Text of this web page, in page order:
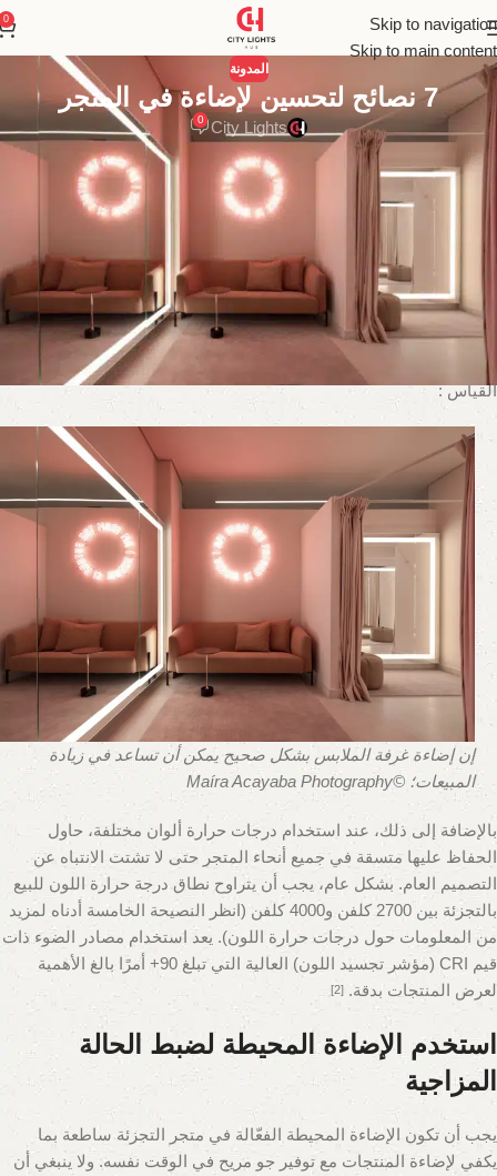
Skip to navigation
Skip to main content
0
المدونة
7 نصائح لتحسين لإضاءة في المتجر
City Lights
0
يمكن أن تساعد الإضاءة المميزة الموضوعة بشكل استراتيجي في جذب
الانتباه إلى عناصر أو عروض معينة، في حين يمكن للإضاءة المحيطة أن
توفر مزاجًا عامًا يجعل المتسوقين يشعرون بالراحة في المكان. من المهم
إيجاد التوازن الصحيح بين إبراز عروض المنتجات وعدم إغراق المتسوقين
بالكثير من الضوء.
على سبيل المثال، يمكنك إضافة إضاءة مسار أكثر سطوعًا لعرض
المنتجات الرئيسية مثل تلك المعروضة للبيع، وإضاءة باهتة، مثل
الشمعدانات المثبتة على الحائط، في المناطق الأقل أهمية مثل غرف
القياس :
إن إضاءة غرفة الملابس بشكل صحيح يمكن أن تساعد في زيادة
المبيعات؛ ©Maíra Acayaba Photography
بالإضافة إلى ذلك، عند استخدام درجات حرارة ألوان مختلفة، حاول
الحفاظ عليها متسقة في جميع أنحاء المتجر حتى لا تشتت الانتباه عن
التصميم العام. بشكل عام، يجب أن يتراوح نطاق درجة حرارة اللون للبيع
بالتجزئة بين 2700 كلفن و4000 كلفن (انظر النصيحة الخامسة أدناه لمزيد
من المعلومات حول درجات حرارة اللون). يعد استخدام مصادر الضوء ذات
قيم CRI (مؤشر تجسيد اللون) العالية التي تبلغ 90+ أمرًا بالغ الأهمية
لعرض المنتجات بدقة. [2]
استخدم الإضاءة المحيطة لضبط الحالة
المزاجية
يجب أن تكون الإضاءة المحيطة الفعّالة في متجر التجزئة ساطعة بما
يكفي لإضاءة المنتجات مع توفير جو مريح في الوقت نفسه. ولا ينبغي أن